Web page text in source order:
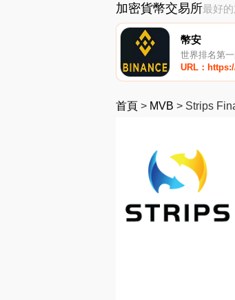
加密貨幣交易所最好
幣安
世界排名第
URL：
首頁 > MVB > Strips